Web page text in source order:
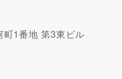
1番地 第3東ビル